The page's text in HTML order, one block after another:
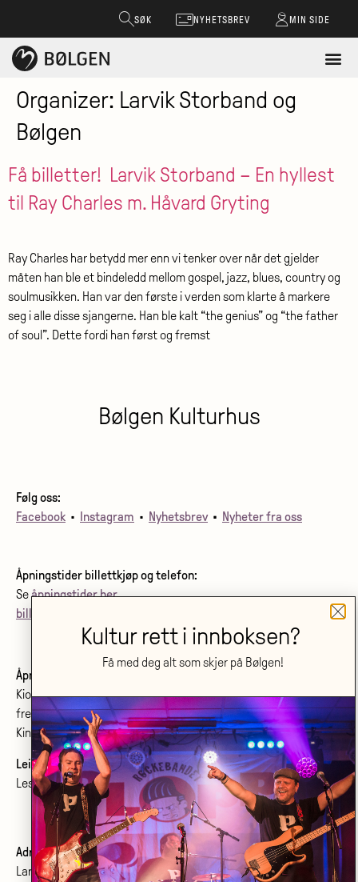
SØK NYHETSBREV MIN SIDE
Organizer: Larvik Storband og
Bølgen
Få billetter! Larvik Storband – En hyllest
til Ray Charles m. Håvard Gryting
Ray Charles har betydd mer enn vi tenker over når det gjelder
måten han ble et bindeledd mellom gospel, jazz, blues, country og
soulmusikken. Han var den første i verden som klarte å markere
seg i alle disse sjangerne. Han ble kalt “the genius” og “the father
of soul”. Dette fordi han først og fremst
Bølgen Kulturhus
Følg oss:
Facebook • Instagram • Nyhetsbrev• Nyheter fra oss
Åpningstider billettkjøp og telefon:
Seåpningstider her.
billett@bolgenkulturhus.no
Åpningstider kino:
Kiosken er åpen fra første film starter
frem til siste film starter.
Kinoprogram:www.bolgenkino.no
Leie lokale?
Les om konferanser og møtelokalerher.
Adresse:
Larvik kulturhus Bølgen KF
Kultur rett i innboksen?
Få med deg alt som skjer på Bølgen!